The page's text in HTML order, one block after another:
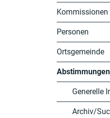
Kommissionen
Personen
Ortsgemeinde
(ausgewählt)
Generelle
Archiv/